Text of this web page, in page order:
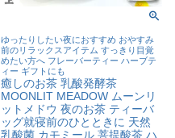
ゆったりしたい夜におすすめ おやすみ
前のリラックスアイテム すっきり目覚
めたい方へ フレーバーティー ハーブテ
ィー ギフトにも
癒しのお茶 乳酸発酵茶
MOONLIT MEADOW ムーンリ
ットメドウ 夜のお茶 ティーバ
ッグ就寝前のひとときに 天然
乳酸菌 カモミール 菩提酸茶 ハ